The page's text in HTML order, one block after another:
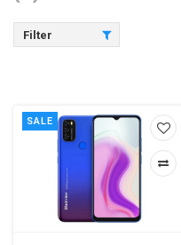
Filter
SALE